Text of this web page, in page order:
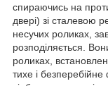
спираючись на
двері) зі сталевою
несучих роликах,
розподіляється.
роликах,
тихе і